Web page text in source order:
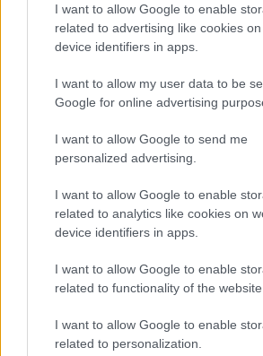
I want to allow Google to enable
related to advertising like cookies
device identifiers in apps.
I want to allow my user data to be
Google for online advertising
I want to allow Google to send me
personalized advertising.
I want to allow Google to enable
related to analytics like cookies on
device identifiers in apps.
I want to allow Google to enable
related to functionality of the website
I want to allow Google to enable
related to personalization.
μήκος της ακτής. Ακριβώς δίπλα
βρίσκεται και η παραλία Χαραγιάμε
βαθιά νερά και αλμυρίκια.